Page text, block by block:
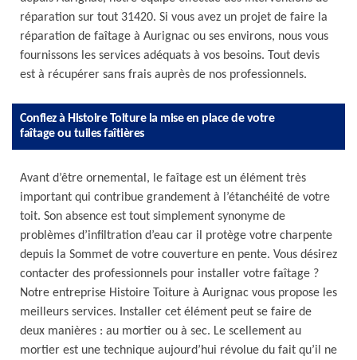
réparation sur tout 31420. Si vous avez un projet de faire la
réparation de faîtage à Aurignac ou ses environs, nous vous
fournissons les services adéquats à vos besoins. Tout devis
est à récupérer sans frais auprès de nos professionnels.
Confiez à Histoire Toiture la mise en place de votre
faîtage ou tuiles faîtières
Avant d’être ornemental, le faîtage est un élément très
important qui contribue grandement à l’étanchéité de votre
toit. Son absence est tout simplement synonyme de
problèmes d’infiltration d’eau car il protège votre charpente
depuis la Sommet de votre couverture en pente. Vous désirez
contacter des professionnels pour installer votre faîtage ?
Notre entreprise Histoire Toiture à Aurignac vous propose les
meilleurs services. Installer cet élément peut se faire de
deux manières : au mortier ou à sec. Le scellement au
mortier est une technique aujourd’hui révolue du fait qu’il ne